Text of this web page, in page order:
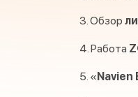
3. Обзор
4. Работа
5. «Navien